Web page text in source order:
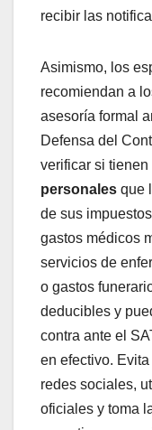
recibir las
Asimismo, los
recomiendan a
asesoría formal
Defensa del
verificar si
personales que
de sus
gastos médicos
servicios de
o gastos
deducibles y
contra ante el
en efectivo.
redes sociales,
oficiales y toma